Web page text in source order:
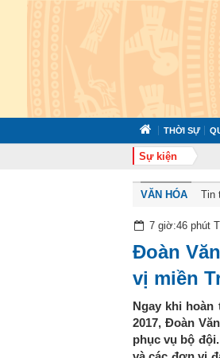
THỜI SỰ
Sự kiện
372 tổ chức tập huấn cán bộ năm 2026
VĂN HÓA Tin
7 giờ:46 phút
Đoàn
vị miền
Ngay khi hoàn
2017, Đoàn
phục vụ bộ